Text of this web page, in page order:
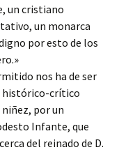
un cristiano
un monarca
por esto de los
nos ha de ser
histórico-crítico
por un
Infante, que
del reinado de D.